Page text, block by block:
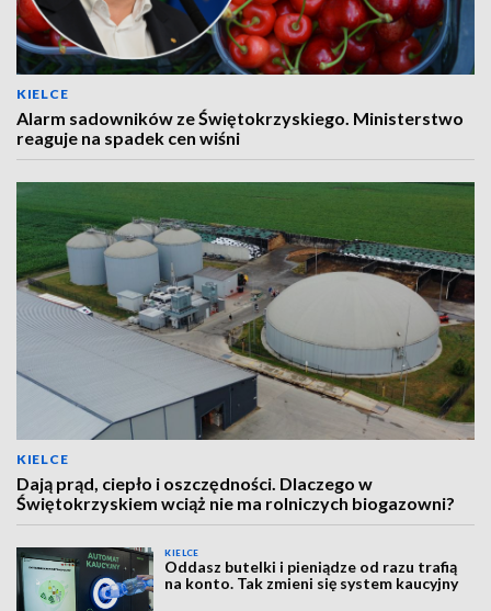
KIELCE
Alarm sadowników ze Świętokrzyskiego. Ministerstwo
reaguje na spadek cen wiśni
KIELCE
Dają prąd, ciepło i oszczędności. Dlaczego w
Świętokrzyskiem wciąż nie ma rolniczych biogazowni?
KIELCE
Oddasz butelki i pieniądze od razu trafią
na konto. Tak zmieni się system kaucyjny